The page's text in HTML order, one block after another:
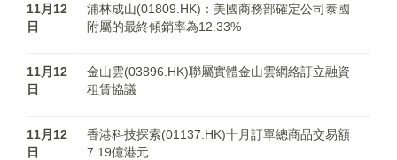
11月12
日
浦林成山(01809.HK)：美國商務部確定公司泰國
附屬的最終傾銷率為12.33%
11月12
日
金山雲(03896.HK)聯屬實體金山雲網絡訂立融資
租賃協議
11月12
日
香港科技探索(01137.HK)十月訂單總商品交易額
7.19億港元